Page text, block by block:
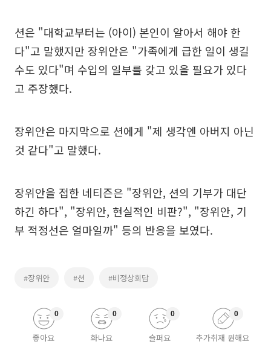
션은 "대학교부터는 (아이) 본인이 알아서 해야 한
다"고 말했지만 장위안은 "가족에게 급한 일이 생길
수도 있다"며 수입의 일부를 갖고 있을 필요가 있다
고 주장했다.
장위안은 마지막으로 션에게 "제 생각엔 아버지 아닌
것 같다"고 말했다.
장위안을 접한 네티즌은 "장위안, 션의 기부가 대단
하긴 하다", "장위안, 현실적인 비판?", "장위안, 기
부 적정선은 얼마일까" 등의 반응을 보였다.
#장위안 #션 #비정상회담
좋아요
0
화나요
0
슬퍼요
0
추가취재 원해요
0